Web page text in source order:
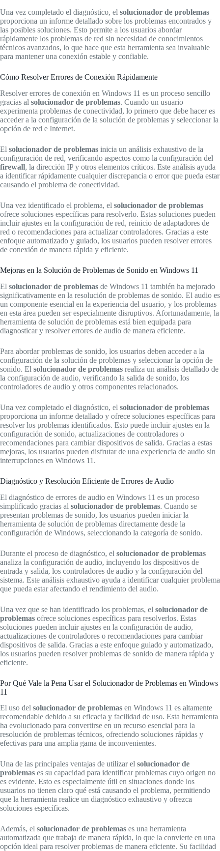
Una vez completado el diagnóstico, el solucionador de problemas
proporciona un informe detallado sobre los problemas encontrados y
las posibles soluciones. Esto permite a los usuarios abordar
rápidamente los problemas de red sin necesidad de conocimientos
técnicos avanzados, lo que hace que esta herramienta sea invaluable
para mantener una conexión estable y confiable.
Cómo Resolver Errores de Conexión Rápidamente
Resolver errores de conexión en Windows 11 es un proceso sencillo
gracias al solucionador de problemas. Cuando un usuario
experimenta problemas de conectividad, lo primero que debe hacer es
acceder a la configuración de la solución de problemas y seleccionar la
opción de red e Internet.
El solucionador de problemas inicia un análisis exhaustivo de la
configuración de red, verificando aspectos como la configuración del
firewall, la dirección IP y otros elementos críticos. Este análisis ayuda
a identificar rápidamente cualquier discrepancia o error que pueda estar
causando el problema de conectividad.
Una vez identificado el problema, el solucionador de problemas
ofrece soluciones específicas para resolverlo. Estas soluciones pueden
incluir ajustes en la configuración de red, reinicio de adaptadores de
red o recomendaciones para actualizar controladores. Gracias a este
enfoque automatizado y guiado, los usuarios pueden resolver errores
de conexión de manera rápida y eficiente.
Mejoras en la Solución de Problemas de Sonido en Windows 11
El solucionador de problemas de Windows 11 también ha mejorado
significativamente en la resolución de problemas de sonido. El audio es
un componente esencial en la experiencia del usuario, y los problemas
en esta área pueden ser especialmente disruptivos. Afortunadamente, la
herramienta de solución de problemas está bien equipada para
diagnosticar y resolver errores de audio de manera eficiente.
Para abordar problemas de sonido, los usuarios deben acceder a la
configuración de la solución de problemas y seleccionar la opción de
sonido. El solucionador de problemas realiza un análisis detallado de
la configuración de audio, verificando la salida de sonido, los
controladores de audio y otros componentes relacionados.
Una vez completado el diagnóstico, el solucionador de problemas
proporciona un informe detallado y ofrece soluciones específicas para
resolver los problemas identificados. Esto puede incluir ajustes en la
configuración de sonido, actualizaciones de controladores o
recomendaciones para cambiar dispositivos de salida. Gracias a estas
mejoras, los usuarios pueden disfrutar de una experiencia de audio sin
interrupciones en Windows 11.
Diagnóstico y Resolución Eficiente de Errores de Audio
El diagnóstico de errores de audio en Windows 11 es un proceso
simplificado gracias al solucionador de problemas. Cuando se
presentan problemas de sonido, los usuarios pueden iniciar la
herramienta de solución de problemas directamente desde la
configuración de Windows, seleccionando la categoría de sonido.
Durante el proceso de diagnóstico, el solucionador de problemas
analiza la configuración de audio, incluyendo los dispositivos de
entrada y salida, los controladores de audio y la configuración del
sistema. Este análisis exhaustivo ayuda a identificar cualquier problema
que pueda estar afectando el rendimiento del audio.
Una vez que se han identificado los problemas, el solucionador de
problemas ofrece soluciones específicas para resolverlos. Estas
soluciones pueden incluir ajustes en la configuración de audio,
actualizaciones de controladores o recomendaciones para cambiar
dispositivos de salida. Gracias a este enfoque guiado y automatizado,
los usuarios pueden resolver problemas de sonido de manera rápida y
eficiente.
Por Qué Vale la Pena Usar el Solucionador de Problemas en Windows
11
El uso del solucionador de problemas en Windows 11 es altamente
recomendable debido a su eficacia y facilidad de uso. Esta herramienta
ha evolucionado para convertirse en un recurso esencial para la
resolución de problemas técnicos, ofreciendo soluciones rápidas y
efectivas para una amplia gama de inconvenientes.
Una de las principales ventajas de utilizar el solucionador de
problemas es su capacidad para identificar problemas cuyo origen no
es evidente. Esto es especialmente útil en situaciones donde los
usuarios no tienen claro qué está causando el problema, permitiendo
que la herramienta realice un diagnóstico exhaustivo y ofrezca
soluciones específicas.
Además, el solucionador de problemas es una herramienta
automatizada que trabaja de manera rápida, lo que la convierte en una
opción ideal para resolver problemas de manera eficiente. Su facilidad